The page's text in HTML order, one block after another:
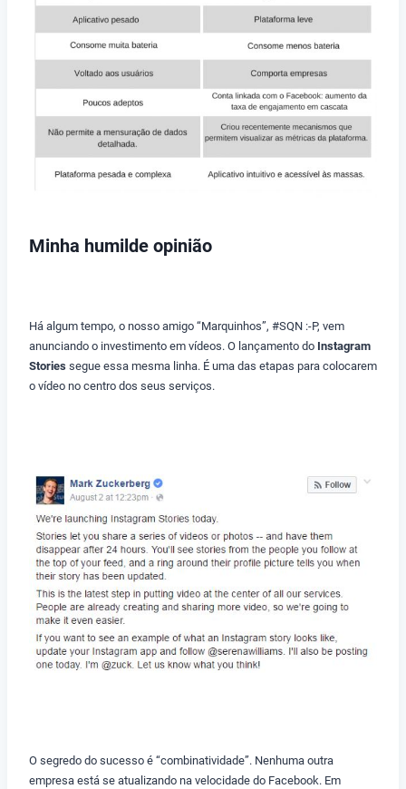
Minha humilde opinião
Há algum tempo, o nosso amigo “Marquinhos”, #SQN :-P, vem
anunciando o investimento em vídeos. O lançamento do Instagram
Stories segue essa mesma linha. É uma das etapas para colocarem
o vídeo no centro dos seus serviços.
O segredo do sucesso é “combinatividade”. Nenhuma outra
empresa está se atualizando na velocidade do Facebook. Em